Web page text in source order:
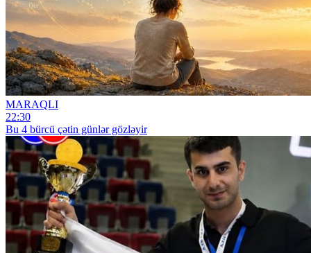
MARAQLI
22:30
Bu 4 bürcü çətin günlər gözləyir